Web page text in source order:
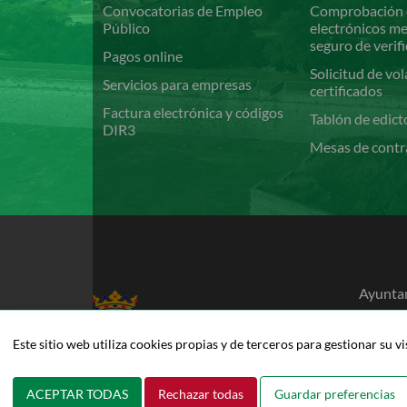
Este sitio web utiliza cookies propias y de terceros para gestionar su
ACEPTAR TODAS Rechazar todas Guardar preferencias
Convocatorias de Empleo
Público
Pagos online
Servicios para empresas
Factura electrónica y códigos
DIR3
Comprobación
electrónicos
seguro de
Solicitud de
certificados
Tablón de
Mesas de
948